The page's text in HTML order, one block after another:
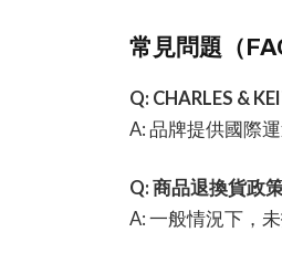
常見問題（
Q: CHARLES &
A: 品牌提供國際
Q: 商品退換貨政
A: 一般情況下，